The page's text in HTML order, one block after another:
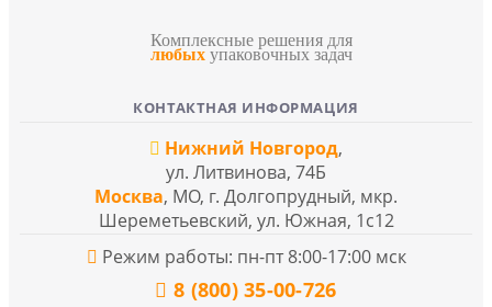
Комплексные решения для
любых упаковочных задач
КОНТАКТНАЯ ИНФОРМАЦИЯ
Нижний Новгород,
ул. Литвинова, 74Б
Москва, МО, г. Долгопрудный, мкр.
Шереметьевский, ул. Южная, 1с12
Режим работы: пн-пт 8:00-17:00 мск
8 (800) 35-00-726